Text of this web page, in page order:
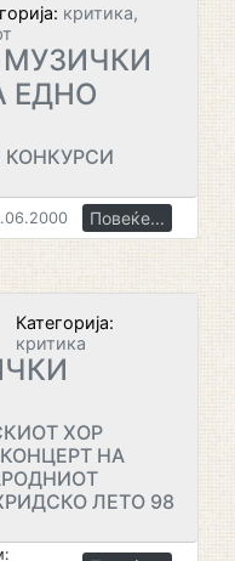
критика,
ЕДНО
Повеќе...
Категорија:
критика
ХОР
НА
ЛЕТО 98